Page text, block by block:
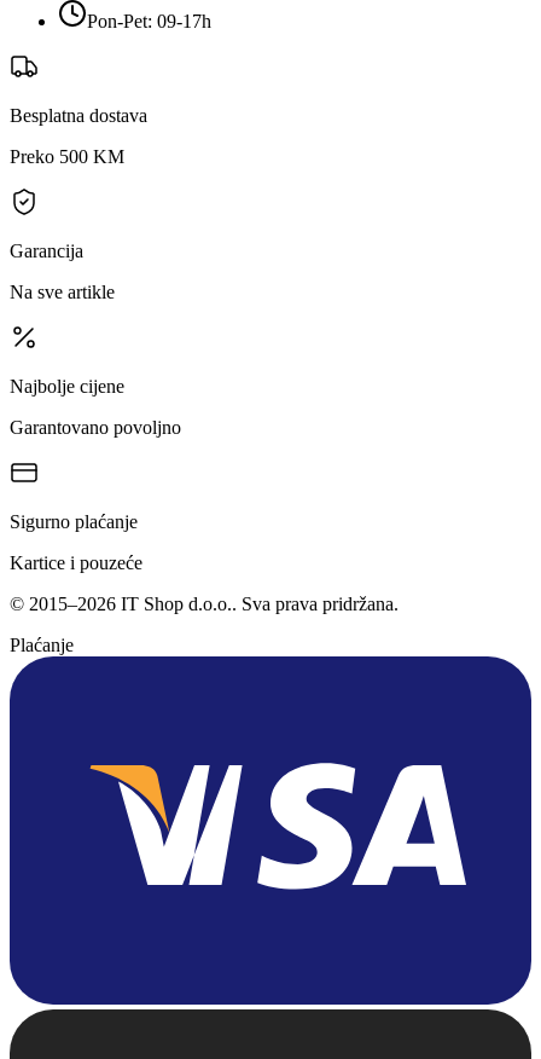
Pon-Pet: 09-17h
Besplatna dostava
Preko 500 KM
Garancija
Na sve artikle
Najbolje cijene
Garantovano povoljno
Sigurno plaćanje
Kartice i pouzeće
© 2015–2026 IT Shop d.o.o.. Sva prava pridržana.
Plaćanje